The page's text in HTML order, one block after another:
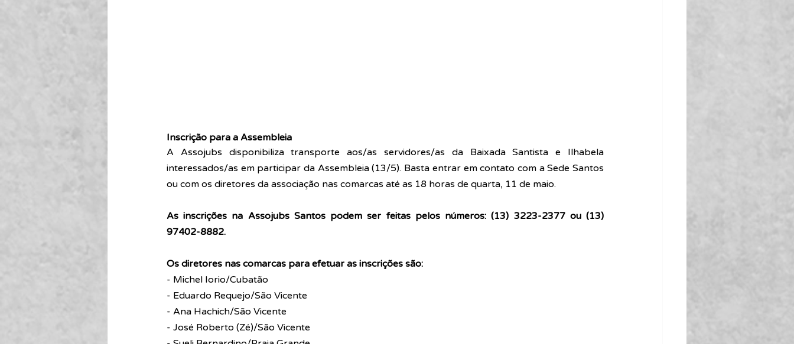
Inscrição para a Assembleia
A Assojubs disponibiliza transporte aos/as servidores/as da Baixada Santista e Ilhabela
interessados/as em participar da Assembleia (13/5). Basta entrar em contato com a Sede Santos
ou com os diretores da associação nas comarcas até as 18 horas de quarta, 11 de maio.
As inscrições na Assojubs Santos podem ser feitas pelos números: (13) 3223-2377 ou (13)
97402-8882.
Os diretores nas comarcas para efetuar as inscrições são:
- Michel Iorio/Cubatão
- Eduardo Requejo/São Vicente
- Ana Hachich/São Vicente
- José Roberto (Zé)/São Vicente